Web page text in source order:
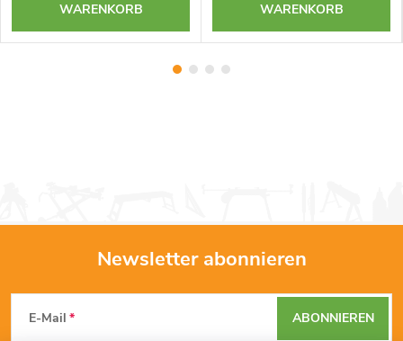
WARENKORB WARENKORB
F
Newsletter abonnieren
E-Mail ABONNIEREN